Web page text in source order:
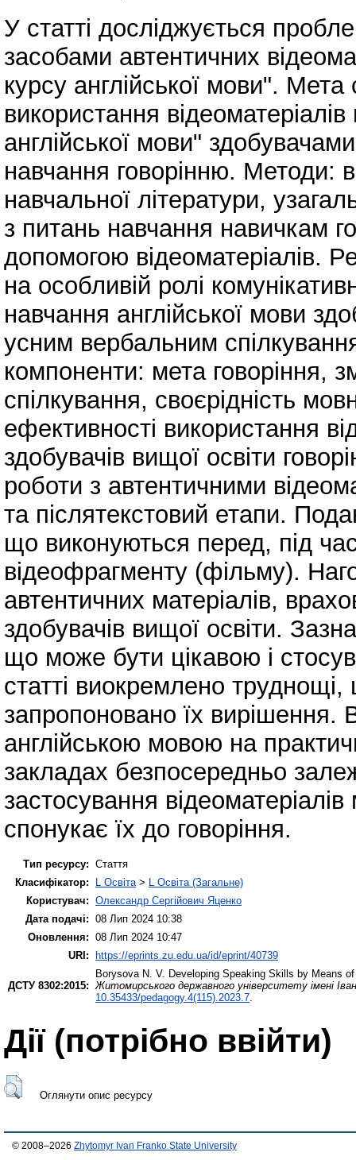
У статті досліджується
засобами автентичних
курсу англійської мови". Мета
використання
англійської мови"
навчання говорінню. Методи:
навчальної літератури,
з питань навчання навичкам
допомогою відеоматеріалів.
на особливій ролі
навчання англійської мови
усним вербальним
компоненти: мета говоріння,
спілкування, своєрідність
ефективності використання
здобувачів вищої освіти
роботи з автентичними
та післятекстовий етапи.
що виконуються перед, під
відеофрагменту (фільму).
автентичних матеріалів,
здобувачів вищої освіти.
що може бути цікавою і
статті виокремлено
запропоновано їх вирішення.
англійською мовою на
закладах безпосередньо
застосування
спонукає їх до говоріння.
Тип ресурсу: Стаття
Класифікатор:
L Освіта > L Освіта (Загальне)
Користувач: Олександр Сергійович Яценко
Дата подачі: 08 Лип 2024 10:38
Оновлення: 08 Лип 2024 10:47
URI: https://eprints.zu.edu.ua/id/eprint/40739
ДСТУ 8302:2015:
Borysova N. V. Developing Speaking Skills by Means
Житомирського державного університету імені
10.35433/pedagogy.4(115).2023.7
Дії ​​(потрібно ввійти)
Оглянути опис ресурсу
© 2008–2026 Zhytomyr Ivan Franko State University